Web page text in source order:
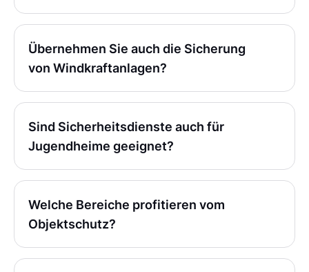
Übernehmen Sie auch die Sicherung
von Windkraftanlagen?
Sind Sicherheitsdienste auch für
Jugendheime geeignet?
Welche Bereiche profitieren vom
Objektschutz?